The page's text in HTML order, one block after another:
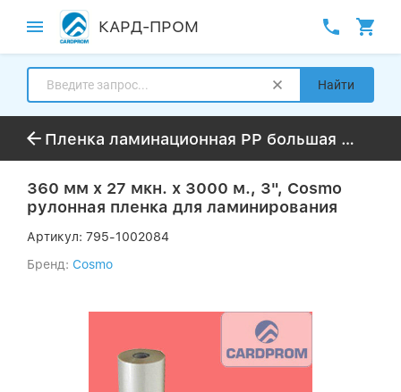
КАРД-ПРОМ
Найти
Пленка ламинационная PP большая намотка до 3000м
360 мм x 27 мкн. х 3000 м., 3", Cosmo
рулонная пленка для ламинирования
Артикул: 795-1002084
Бренд: Cosmo